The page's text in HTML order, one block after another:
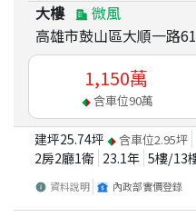
大樓
微風
高雄市鼓山區大順一路
1,150萬
含車位90萬
建坪25.74坪 含車位2.95坪
2房2廳1衛 23.1年 5樓/13
資料說明 內政部實價登錄